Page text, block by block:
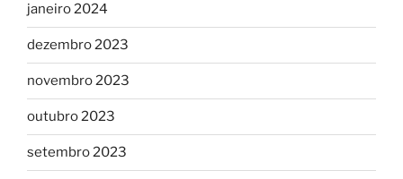
janeiro 2024
dezembro 2023
novembro 2023
outubro 2023
setembro 2023